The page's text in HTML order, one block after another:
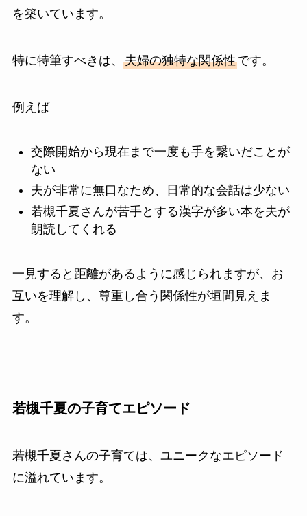
を築いています。
特に特筆すべきは、 夫婦の独特な関係性です。
例えば
交際開始から現在まで一度も手を繋いだことが
ない
夫が非常に無口なため、日常的な会話は少ない
若槻千夏さんが苦手とする漢字が多い本を夫が
朗読してくれる
一見すると距離があるように感じられますが、お
互いを理解し、尊重し合う関係性が垣間見えま
す。
若槻千夏の子育てエピソード
若槻千夏さんの子育ては、ユニークなエピソード
に溢れています。